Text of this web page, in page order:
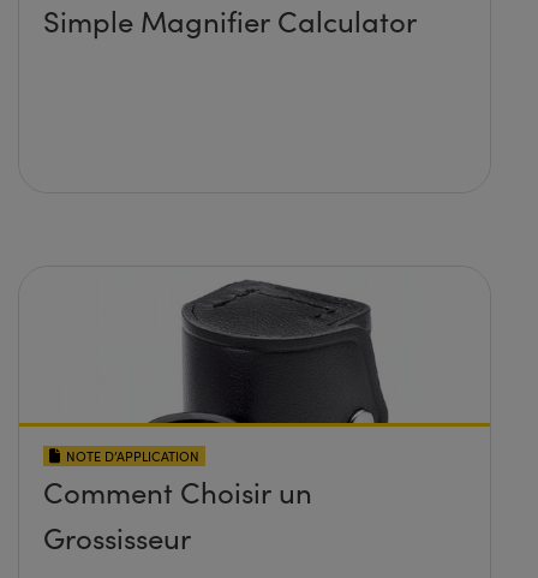
Simple Magnifier Calculator
NOTE D’APPLICATION
Comment Choisir un
Grossisseur